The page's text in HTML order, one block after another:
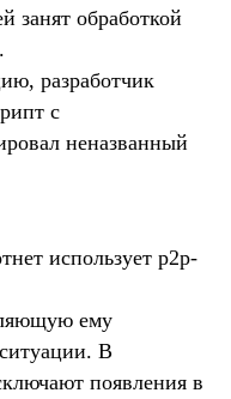
занят обработкой
разработчик
с
неназванный
использует р2р-
ему
В
появления в